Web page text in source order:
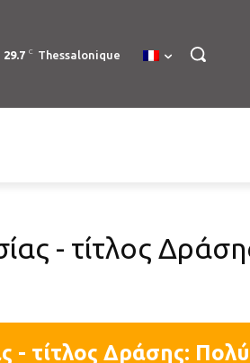
29.7 C Thessalonique
- τίτλος
- τίτλος Δράσης: